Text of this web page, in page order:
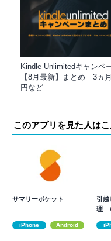
Kindle Unlimitedキャンペ
【8月最新】まとめ｜3ヵ
円など
このアプリを見た人は
サマリーポケット
iPhone Android
引越
理